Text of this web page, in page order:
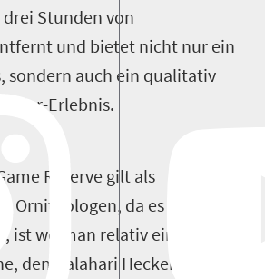
Stunden von
und bietet nicht nur ein
sondern auch ein qualitativ
Erlebnis.
Reserve gilt als
Ornithologen, da es einer der
ist wo man relativ einfach die
den Kalahari Heckensänger,